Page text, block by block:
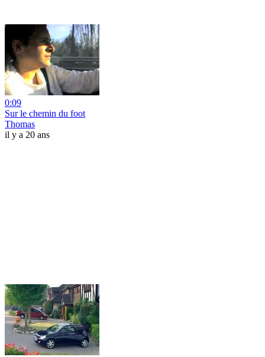
0:09
Sur le chemin du foot
Thomas
il y a 20 ans